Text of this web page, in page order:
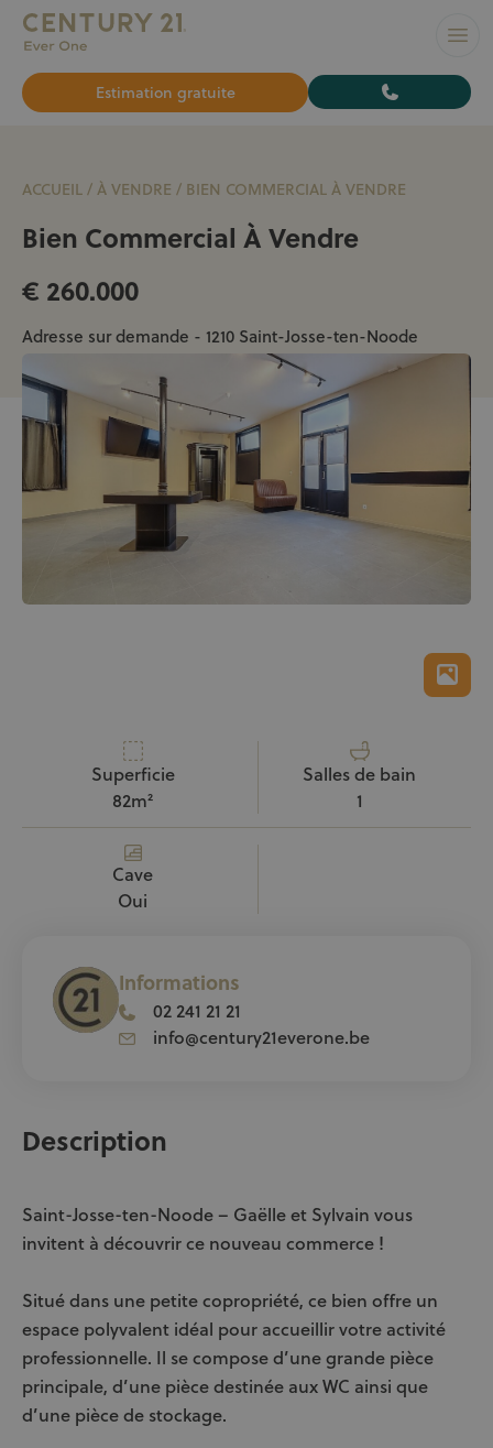
L’AGENCE N°1 À BRUXELLES pour vendre ou louer
Estimation gratuite
Bien Commercial À Vendre
€ 260.000
ACCUEIL / À VENDRE / BIEN COMMERCIAL À VENDRE
Adresse sur demande - 1210 Saint-Josse-ten-Noode
Superficie
82m²
Salles de bain
1
Cave
Oui
Informations
02 241 21 21
info@century21everone.be
Description
Saint-Josse-ten-Noode – Gaëlle et Sylvain vous
invitent à découvrir ce nouveau commerce !
Situé dans une petite copropriété, ce bien offre un
espace polyvalent idéal pour accueillir votre activité
professionnelle. Il se compose d’une grande pièce
principale, d’une pièce destinée aux WC ainsi que
d’une pièce de stockage.